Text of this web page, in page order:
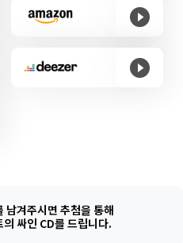
남겨주시면 추첨을 통해
싸인 CD를 드립니다.